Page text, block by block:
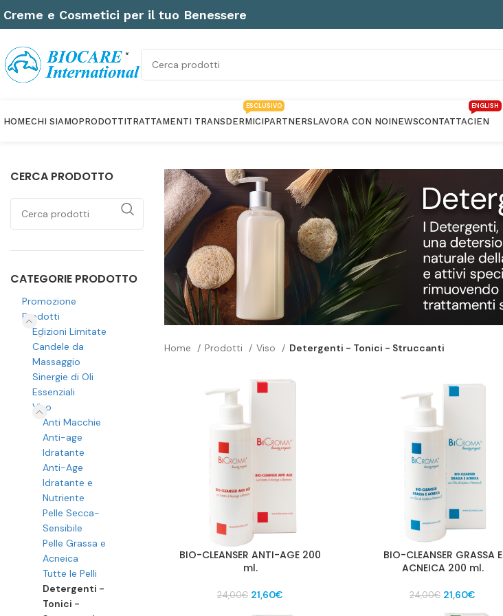
Creme e Cosmetici per il tuo Benessere
HOMECHI SIAMOPRODOTTITRATTAMENTI TRANSDERMICI
ESCLUSIVO
PARTNERSLAVORA CON NOINEWSCONTATTACIEN
ENGLISH
CERCA PRODOTTO
CATEGORIE PRODOTTO
Promozione
Prodotti
Edizioni Limitate
Candele da
Massaggio
Sinergie di Oli
Essenziali
Viso
Anti Macchie
Anti-age
Idratante
Anti-Age
Idratante e
Nutriente
Pelle Secca-
Sensibile
Pelle Grassa e
Acneica
Tutte le Pelli
Detergenti -
Tonici -
Home Prodotti Viso Detergenti - Tonici - Struccanti
BIO-CLEANSER ANTI-AGE 200
ml.
24,00€ Il21,60€
BIO-CLEANSER GRASSA E
ACNEICA 200 ml.
24,00€ Il21,60€